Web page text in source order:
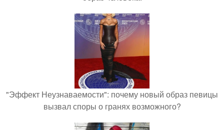
"Эффект Неузнаваемости": почему новый образ певицы
вызвал споры о гранях возможного?